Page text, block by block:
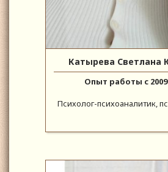
Катырева Светлана
Опыт работы с
Психолог-психоаналитик,